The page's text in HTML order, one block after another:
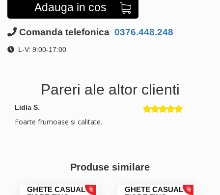
Adauga in cos
Comanda telefonica 0376.448.248
L-V: 9:00-17:00
Pareri ale altor clienti
Lidia S.
Foarte frumoase si calitate.
Produse similare
GHETE CASUAL
GHETE CASUAL